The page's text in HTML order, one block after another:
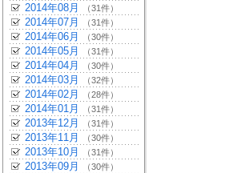
2014年08月 （31件）
2014年07月 （31件）
2014年06月 （30件）
2014年05月 （31件）
2014年04月 （30件）
2014年03月 （32件）
2014年02月 （28件）
2014年01月 （31件）
2013年12月 （31件）
2013年11月 （30件）
2013年10月 （31件）
2013年09月 （30件）